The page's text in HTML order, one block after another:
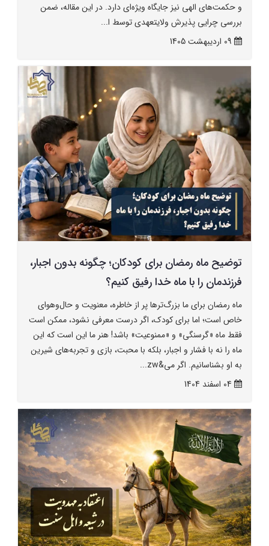
و حکمت‌های الهی نیز جایگاه ویژه‌ای دارد. در این مقاله، ضمن
بررسی چرایی پذیرش ولایتعهدی توسط ا...
توضیح ماه رمضان برای کودکان؛ چگونه بدون اجبار،
فرزندمان را با ماه خدا رفیق کنیم؟
ماه رمضان برای ما بزرگ‌ترها پر از خاطره، معنویت و حال‌وهوای
خاص است؛ اما برای کودک، اگر درست معرفی نشود، ممکن است
فقط ماه «گرسنگی» و «ممنوعیت» باشد! هنر ما این است که این
ماه را نه با فشار و اجبار، بلکه با محبت، بازی و تجربه‌های شیرین
به او بشناسانیم. اگر می&zw...